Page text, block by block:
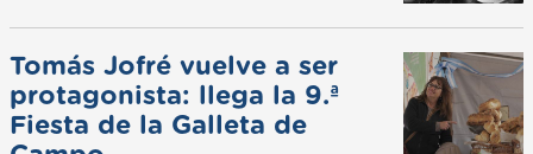
Tomás Jofré vuelve a ser
protagonista: llega la 9.ª
Fiesta de la Galleta de